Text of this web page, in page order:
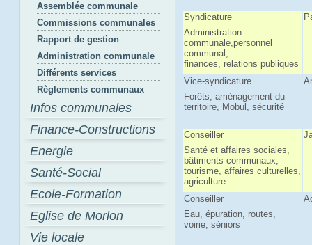
Assemblée communale
Commissions communales
Rapport de gestion
Administration communale
Différents services
Règlements communaux
Infos communales
Finance-Constructions
Energie
Santé-Social
Ecole-Formation
Eglise de Morlon
Vie locale
Syndicature
Administration
communale,personnel
communal,
finances, relations publiques
Vice-syndicature
Forêts, aménagement du
territoire, Mobul, sécurité
Conseiller
Santé et affaires sociales,
bâtiments communaux,
tourisme, affaires culturelles,
agriculture
Conseiller
Eau, épuration, routes,
voirie, séniors